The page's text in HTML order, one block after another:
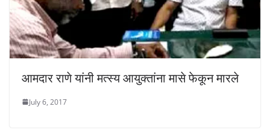
आमदार राणे यांनी मत्स्य आयुक्तांना मासे फेकून मारले
July 6, 2017